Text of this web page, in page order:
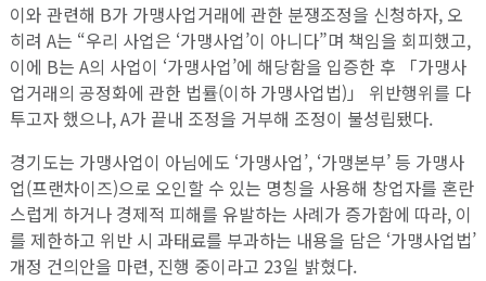
이와 관련해 B가 가맹사업거래에 관한 분쟁조정을 신청하자, 오
히려 A는 “우리 사업은 ‘가맹사업’이 아니다”며 책임을 회피했고,
이에 B는 A의 사업이 ‘가맹사업’에 해당함을 입증한 후 「가맹사
업거래의 공정화에 관한 법률(이하 가맹사업법)」 위반행위를 다
투고자 했으나, A가 끝내 조정을 거부해 조정이 불성립됐다.
경기도는 가맹사업이 아님에도 ‘가맹사업’, ‘가맹본부’ 등 가맹사
업(프랜차이즈)으로 오인할 수 있는 명칭을 사용해 창업자를 혼란
스럽게 하거나 경제적 피해를 유발하는 사례가 증가함에 따라, 이
를 제한하고 위반 시 과태료를 부과하는 내용을 담은 ‘가맹사업법’
개정 건의안을 마련, 진행 중이라고 23일 밝혔다.